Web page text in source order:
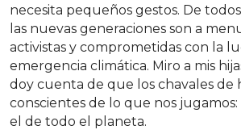
necesita pequeños gestos. De
las nuevas generaciones son a
activistas y comprometidas con la
emergencia climática. Miro a mis
doy cuenta de que los chavales de
conscientes de lo que nos
el de todo el planeta.